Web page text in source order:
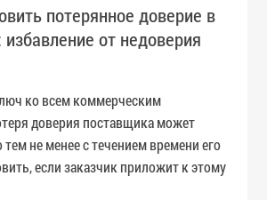
потерянное доверие в
от недоверия
ко всем коммерческим
доверия поставщика может
тем не менее с течением времени его
если заказчик приложит к этому